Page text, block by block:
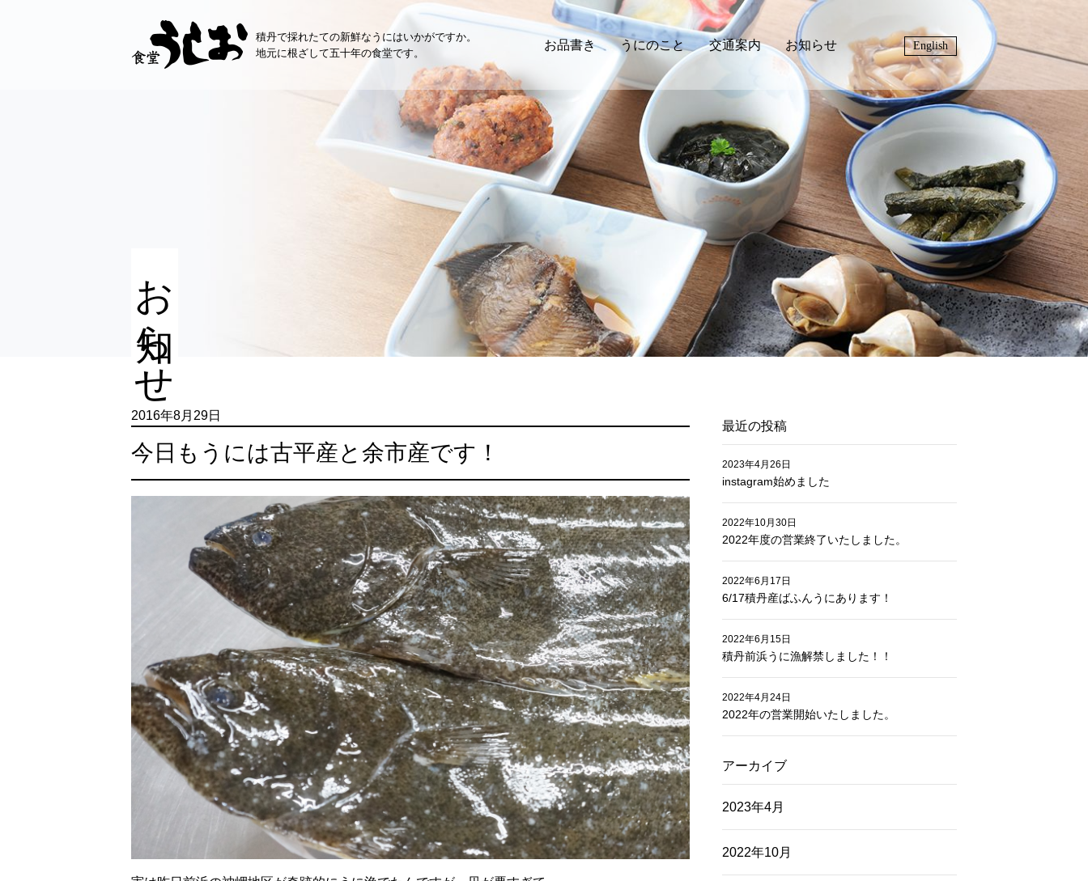
積丹で採れたての新鮮なうにはいかがですか。
地元に根ざして五十年の食堂です。
お品書き うにのこと 交通案内 お知らせ English
お知らせ
2016年8月29日
今日もうには古平産と余市産です！
最近の投稿
instagram始めました
2023年4月26日
2022年度の営業終了いたしました。
2022年10月30日
6/17積丹産ばふんうにあります！
2022年6月17日
積丹前浜うに漁解禁しました！！
2022年6月15日
2022年の営業開始いたしました。
2022年4月24日
アーカイブ
2023年4月
2022年10月